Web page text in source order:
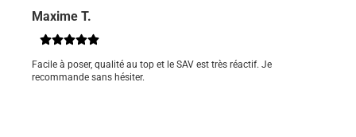
Maxime T.
Facile à poser, qualité au top et le SAV est très réactif. Je
recommande sans hésiter.